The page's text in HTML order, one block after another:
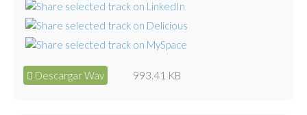
Descargar Wav 993.41 KB